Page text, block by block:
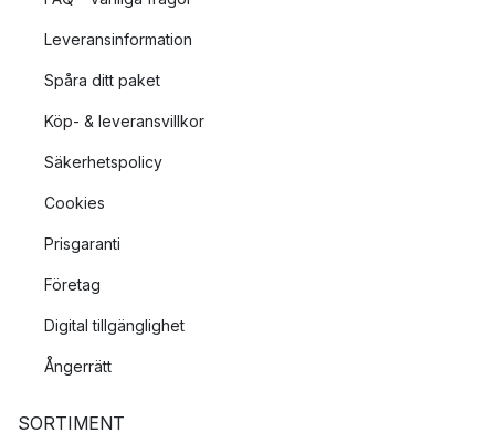
Leveransinformation
Spåra ditt paket
Köp- & leveransvillkor
Säkerhetspolicy
Cookies
Prisgaranti
Företag
Digital tillgänglighet
Ångerrätt
SORTIMENT